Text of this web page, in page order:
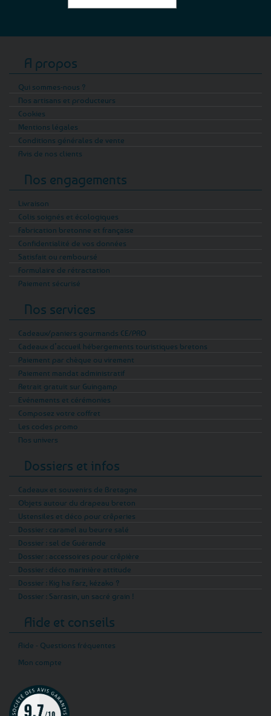
A propos
Qui sommes-nous ?
Nos artisans et producteurs
Cookies
Mentions légales
Conditions générales de vente
Avis de nos clients
Nos engagements
Livraison
Colis soignés et écologiques
Fabrication bretonne et française
Confidentialité de vos données
Satisfait ou remboursé
Formulaire de rétractation
Paiement sécurisé
Nos services
Cadeaux/paniers gourmands CE/PRO
Cadeaux d’accueil hébergements touristiques bretons
Paiement par chèque ou virement
Paiement mandat administratif
Retrait gratuit sur Guingamp
Evénements et cérémonies
Composez votre coffret
Les codes promo
Nos univers
Dossiers et infos
Cadeaux et souvenirs de Bretagne
Objets autour du drapeau breton
Ustensiles et déco pour crêperies
Dossier : caramel au beurre salé
Dossier : sel de Guérande
Dossier : accessoires pour crêpière
Dossier : déco marinière attitude
Dossier : Kig ha Farz, kézako ?
Dossier : Sarrasin, un sacré grain !
Aide et conseils
Aide - Questions fréquentes
Mon compte